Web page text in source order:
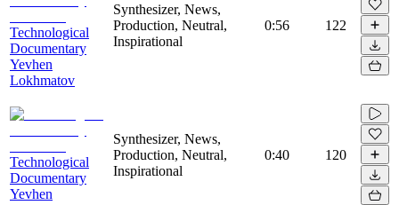
Technological
Documentary
Yevhen
Lokhmatov
Synthesizer, News,
Production, Neutral,
Inspirational
0:56 122
Technological
Documentary
Yevhen
Synthesizer, News,
Production, Neutral,
Inspirational
0:40 120